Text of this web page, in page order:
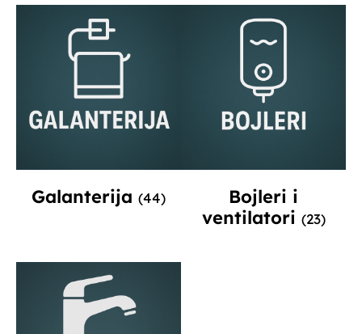
Galanterija (44)
Bojleri i
ventilatori (23)